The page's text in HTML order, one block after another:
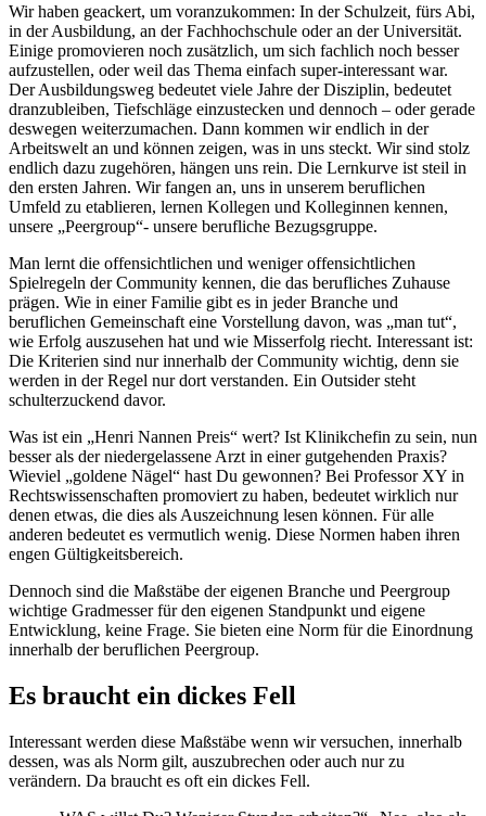
Wir haben geackert, um voranzukommen: In der Schulzeit, fürs Abi,
in der Ausbildung, an der Fachhochschule oder an der Universität.
Einige promovieren noch zusätzlich, um sich fachlich noch besser
aufzustellen, oder weil das Thema einfach super-interessant war.
Der Ausbildungsweg bedeutet viele Jahre der Disziplin, bedeutet
dranzubleiben, Tiefschläge einzustecken und dennoch – oder gerade
deswegen weiterzumachen. Dann kommen wir endlich in der
Arbeitswelt an und können zeigen, was in uns steckt. Wir sind stolz
endlich dazu zugehören, hängen uns rein. Die Lernkurve ist steil in
den ersten Jahren. Wir fangen an, uns in unserem beruflichen
Umfeld zu etablieren, lernen Kollegen und Kolleginnen kennen,
unsere „Peergroup“- unsere berufliche Bezugsgruppe.
Man lernt die offensichtlichen und weniger offensichtlichen
Spielregeln der Community kennen, die das berufliches Zuhause
prägen. Wie in einer Familie gibt es in jeder Branche und
beruflichen Gemeinschaft eine Vorstellung davon, was „man tut“,
wie Erfolg auszusehen hat und wie Misserfolg riecht. Interessant ist:
Die Kriterien sind nur innerhalb der Community wichtig, denn sie
werden in der Regel nur dort verstanden. Ein Outsider steht
schulterzuckend davor.
Was ist ein „Henri Nannen Preis“ wert? Ist Klinikchefin zu sein, nun
besser als der niedergelassene Arzt in einer gutgehenden Praxis?
Wieviel „goldene Nägel“ hast Du gewonnen? Bei Professor XY in
Rechtswissenschaften promoviert zu haben, bedeutet wirklich nur
denen etwas, die dies als Auszeichnung lesen können. Für alle
anderen bedeutet es vermutlich wenig. Diese Normen haben ihren
engen Gültigkeitsbereich.
Dennoch sind die Maßstäbe der eigenen Branche und Peergroup
wichtige Gradmesser für den eigenen Standpunkt und eigene
Entwicklung, keine Frage. Sie bieten eine Norm für die Einordnung
innerhalb der beruflichen Peergroup.
Es braucht ein dickes Fell
Interessant werden diese Maßstäbe wenn wir versuchen, innerhalb
dessen, was als Norm gilt, auszubrechen oder auch nur zu
verändern. Da braucht es oft ein dickes Fell.